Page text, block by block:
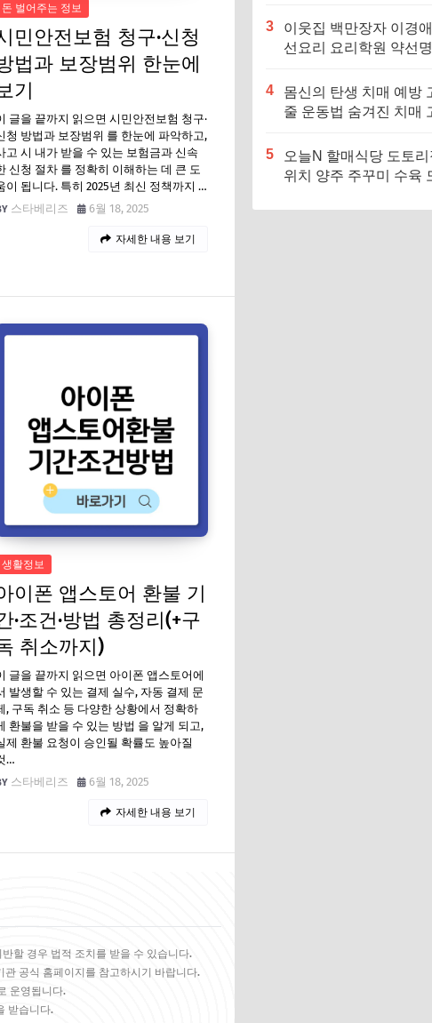
돈 벌어주는 정보
민안전보험 청구·신청
법과 보장범위 한눈에
기
글을 끝까지 읽으면 시민안전보험 청구·
청 방법과 보장범위 를 한눈에 파악하고,
고 시 내가 받을 수 있는 보험금과 신속
신청 절차 를 정확히 이해하는 데 큰 도
이 됩니다. 특히 2025년 최신 정책까지 …
스타베리즈
6월 18, 2025
자세한 내용 보기
생활정보
이폰 앱스토어 환불 기
·조건·방법 총정리(+구
취소까지)
글을 끝까지 읽으면 아이폰 앱스토어에
발생할 수 있는 결제 실수, 자동 결제 문
, 구독 취소 등 다양한 상황에서 정확하
환불을 받을 수 있는 방법 을 알게 되고,
제 환불 요청이 승인될 확률도 높아질
…
스타베리즈
6월 18, 2025
자세한 내용 보기
할 경우 법적 조치를 받을 수 있습니다.
공식 홈페이지를 참고하시기 바랍니다.
운영됩니다.
받습니다.
음 특징·메뉴·가격
3
이웃집 백만장자 이경
선요리 요리학원 약선
4
몸신의 탄생 치매 예방
줄 운동법 숨겨진 치매
5
오늘N 할매식당 도토
위치 양주 주꾸미 수육